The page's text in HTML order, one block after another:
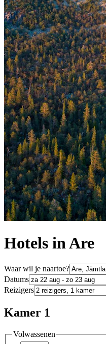
Hotels in Are
Waar wil je naartoe?
Datums
Reizigers
Kamer 1
Volwassenen